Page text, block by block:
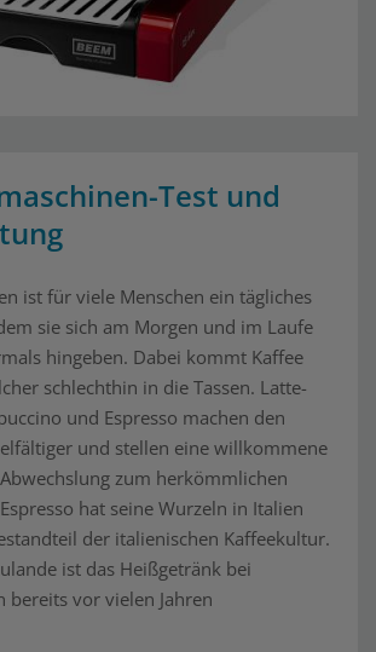
Test und
ist für viele Menschen ein tägliches
sie sich am Morgen und im Laufe
hingeben. Dabei kommt Kaffee
schlechthin in die Tassen. Latte-
und Espresso machen den
und stellen eine willkommene
zum herkömmlichen
hat seine Wurzeln in Italien
der italienischen Kaffeekultur.
ist das Heißgetränk bei
bereits vor vielen Jahren